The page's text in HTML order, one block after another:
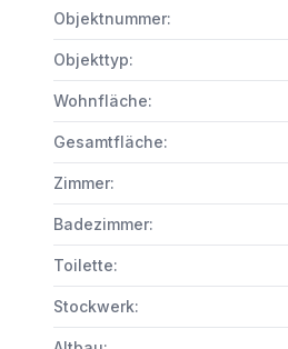
Objektnummer:
Objekttyp:
Wohnfläche:
Gesamtfläche:
Zimmer:
Badezimmer:
Toilette:
Stockwerk: